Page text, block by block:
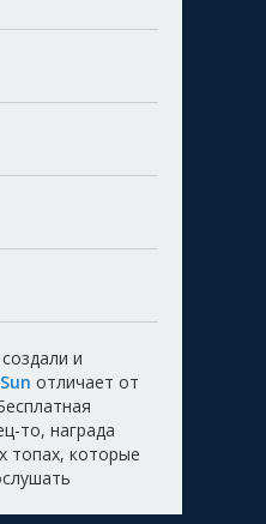
и
отличает от
то, награда
топах, которые